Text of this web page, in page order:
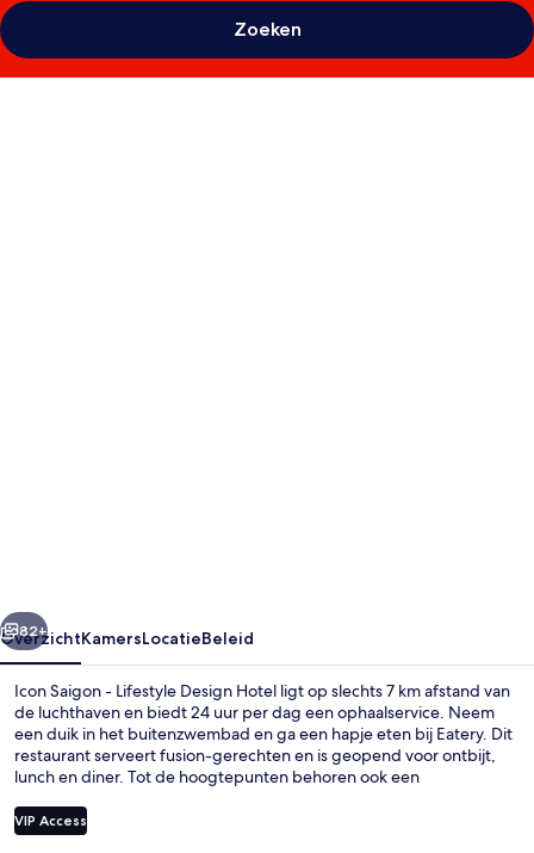
Zoeken
Volgende
82+
OverzichtKamersLocatieBeleid
Icon Saigon - Lifestyle Design Hotel ligt op slechts 7 km afstand van
de luchthaven en biedt 24 uur per dag een ophaalservice. Neem
een duik in het buitenzwembad en ga een hapje eten bij Eatery. Dit
restaurant serveert fusion-gerechten en is geopend voor ontbijt,
lunch en diner. Tot de hoogtepunten behoren ook een
accommodatie aan vanwege het behulpzame personeel en de
locatie. De accommodatie ligt op korte loopafstand van het
VIP Access